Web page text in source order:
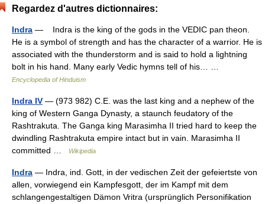
Regardez d'autres dictionnaires:
Indra — Indra is the king of the gods in the VEDIC pan theon.
He is a symbol of strength and has the character of a warrior. He is
associated with the thunderstorm and is said to hold a lightning
bolt in his hand. Many early Vedic hymns tell of his… …
Encyclopedia of Hinduism
Indra IV — (973 982) C.E. was the last king and a nephew of the
king of Western Ganga Dynasty, a staunch feudatory of the
Rashtrakuta. The Ganga king Marasimha II tried hard to keep the
dwindling Rashtrakuta empire intact but in vain. Marasimha II
committed …
Wikipedia
Indra — Indra, ind. Gott, in der vedischen Zeit der gefeiertste von
allen, vorwiegend ein Kampfesgott, der im Kampf mit dem
schlangengestaltigen Dämon Vritra (ursprünglich Personifikation